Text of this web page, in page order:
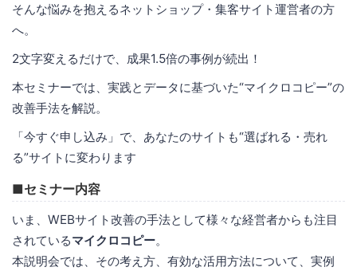
そんな悩みを抱えるネットショップ・集客サイト運営者の方
へ。
2文字変えるだけで、成果1.5倍の事例が続出！
本セミナーでは、実践とデータに基づいた“マイクロコピー”の
改善手法を解説。
「今すぐ申し込み」で、あなたのサイトも“選ばれる・売れ
る”サイトに変わります
■セミナー内容
いま、WEBサイト改善の手法として様々な経営者からも注目
されているマイクロコピー。
本説明会では、その考え方、有効な活用方法について、実例